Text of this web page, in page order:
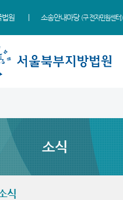
법원 소송안내마당 (구 전자민원센터)
조직 및 전화번호
우리법원 주요판결
포토뉴스
법률상담안내
자주묻는질문
판결서사본 제공신청
판결서 인터넷열람
부조리 신고센터
칭찬합니다
소식
식